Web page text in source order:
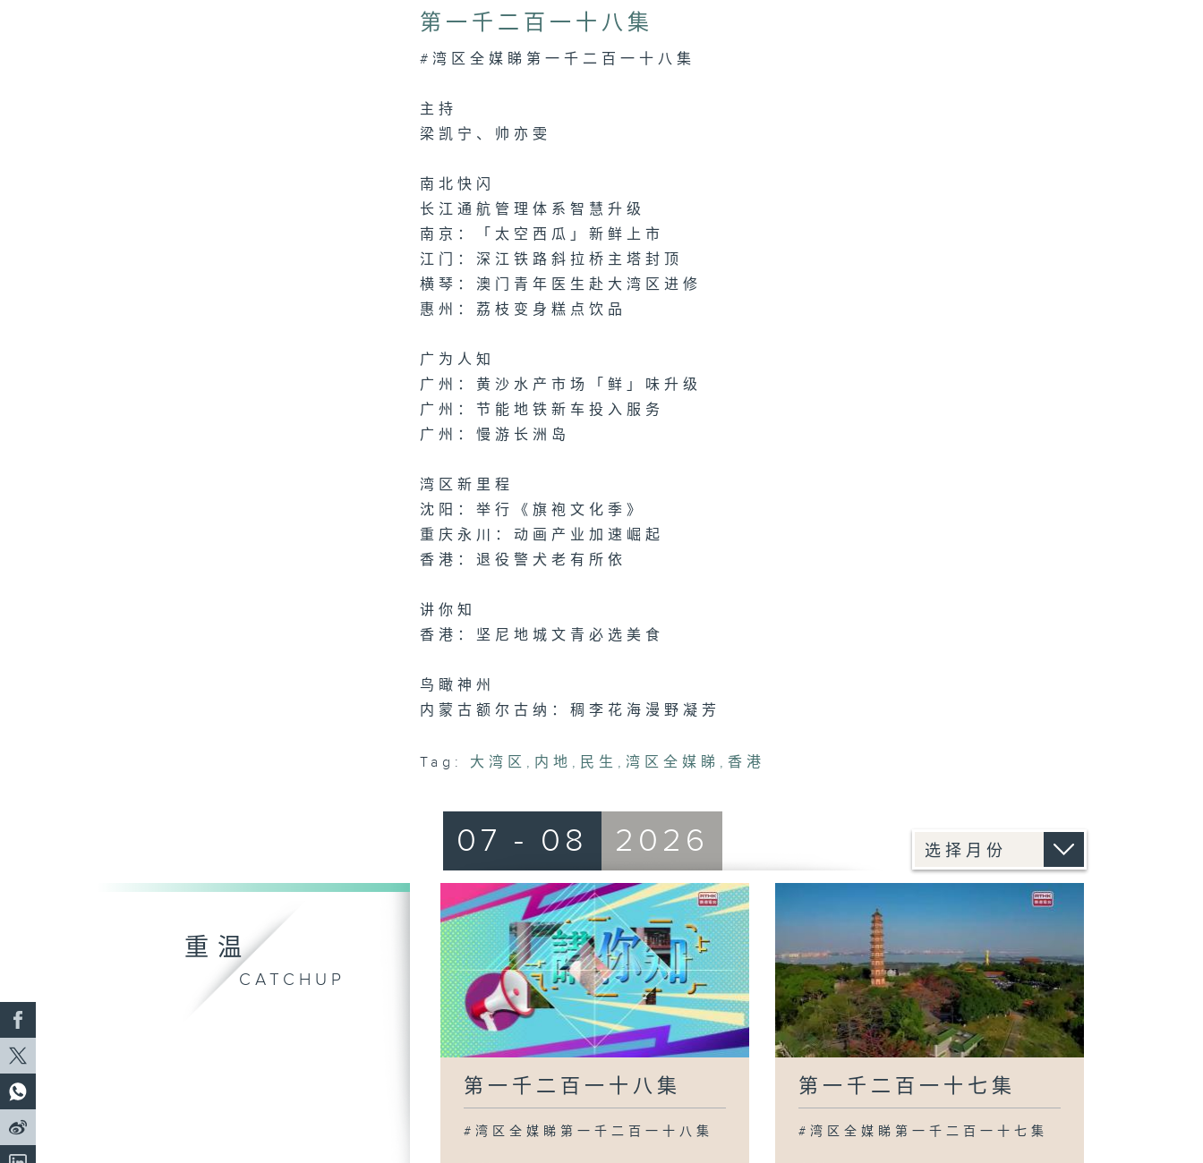
26
minutes,
seconds Volume
90%
第一千二百一十八集
#湾区全媒睇第一千二百一十八集
主持
梁凯宁、帅亦雯
南北快闪
长江通航管理体系智慧升级
南京：「太空西瓜」新鲜上市
江门：深江铁路斜拉桥主塔封顶
横琴：澳门青年医生赴大湾区进修
惠州：荔枝变身糕点饮品
广为人知
广州：黄沙水产市场「鲜」味升级
广州：节能地铁新车投入服务
广州：慢游长洲岛
湾区新里程
沈阳：举行《旗袍文化季》
重庆永川：动画产业加速崛起
香港：退役警犬老有所依
讲你知
香港：坚尼地城文青必选美食
鸟瞰神州
内蒙古额尔古纳：稠李花海漫野凝芳
Tag: 大湾区 , 内地 , 民生 , 湾区全媒睇 , 香港
重温
CATCHUP
07 - 08 2026
第一千二百一十八集
#湾区全媒睇第一千二百一十八集
第一千二百一十七集
#湾区全媒睇第一千二百一十七集